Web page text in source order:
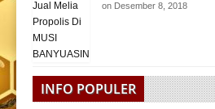
on Desember 8, 2018
INFO POPULER